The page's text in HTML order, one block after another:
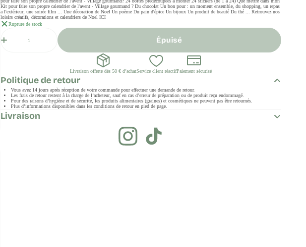
Kit pour faire son propre calendrier de l'avent - Village gourmand ? Du chocolat Un bon pour : un moment ensemble, du shopping, un repas
a l'extérieur, une soirée film ... Une décoration de Noel Un poème Du pain d'épice Un bijoux Un produit de beauté Du thé ... Retrouvez nos
loisirs créatifs, décorations et calendriers de Noel ICI
Rupture de stock
Épuisé
Livraison offerte dès 50 € d’achatService client réactifPaiement sécurisé
Politique de retour
Vous avez 14 jours après réception de votre commande pour effectuer une demande de retour.
Les frais de retour restent à la charge de l’acheteur, sauf en cas d’erreur de préparation ou de produit reçu endommagé.
Pour des raisons d’hygiène et de sécurité, les produits alimentaires (graines) et cosmétiques ne peuvent pas être retournés.
Plus d’informations disponibles dans les conditions de retour en pied de page.
Livraison